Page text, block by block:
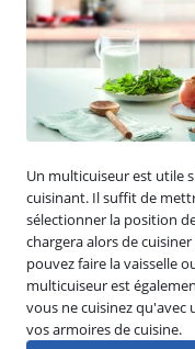
Un multicuiseur est utile
cuisinant. Il suffit de
sélectionner la position
chargera alors de
pouvez faire la vaisselle
multicuiseur est
vous ne cuisinez
vos armoires de cuisine.